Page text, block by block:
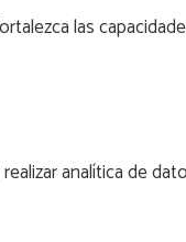
las
analítica de